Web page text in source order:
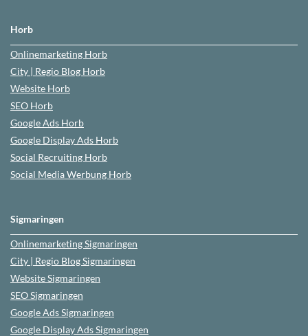
Horb
Onlinemarketing Horb
City | Regio Blog Horb
Website Horb
SEO Horb
Google Ads Horb
Google Display Ads Horb
Social Recruiting Horb
Social Media Werbung Horb
Sigmaringen
OnlinemarketingSigmaringen
City | Regio BlogSigmaringen
WebsiteSigmaringen
SEOSigmaringen
Google AdsSigmaringen
Google Display Ads Sigmaringen